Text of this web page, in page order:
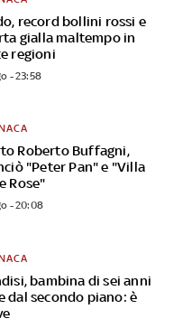
record bollini rossi e
gialla maltempo in
regioni
- 23:58
Roberto Buffagni,
"Peter Pan" e "Villa
Rose"
- 20:08
bambina di sei anni
dal secondo piano: è